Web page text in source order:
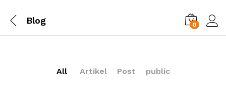
Blog 0
All Artikel Post public